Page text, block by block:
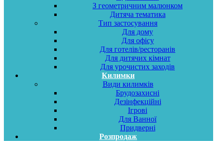
З геометричним малюнком
Дитяча тематика
Тип застосування
Для дому
Для офісу
Для готелів/ресторанів
Для дитячих кімнат
Для урочистих заходів
Килимки
Види килимків
Брудозахисні
Дезінфекційні
Ігрові
Для Ванної
Придверні
Розпродаж